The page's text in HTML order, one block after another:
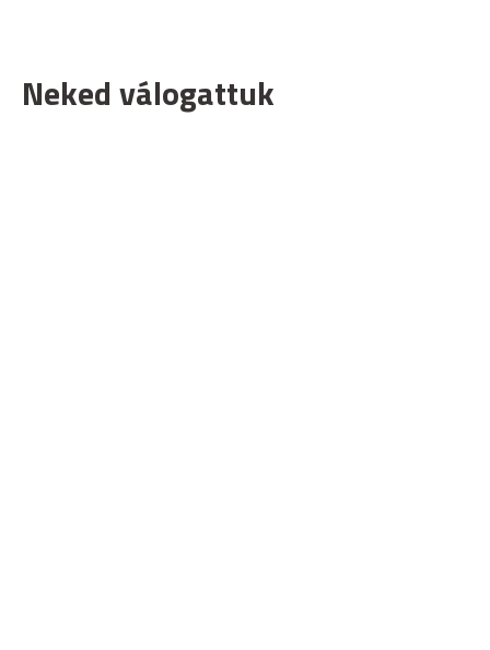
Neked válogattuk